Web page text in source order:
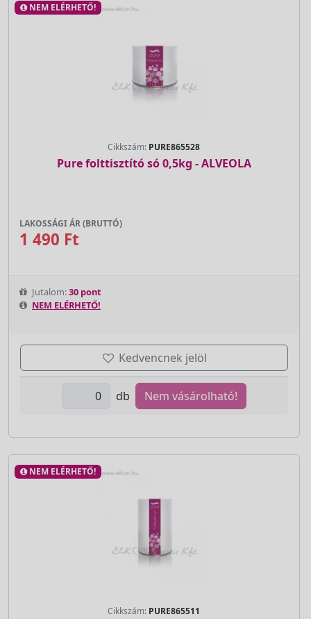
NEM ELÉRHETŐ!
Cikkszám: PURE865528
Pure folttisztító só 0,5kg - ALVEOLA
LAKOSSÁGI ÁR (BRUTTÓ)
1 490 Ft
Jutalom:30 pont
NEM ELÉRHETŐ!
Kedvencnek jelöl
db Nem vásárolható!
NEM ELÉRHETŐ!
Cikkszám: PURE865511